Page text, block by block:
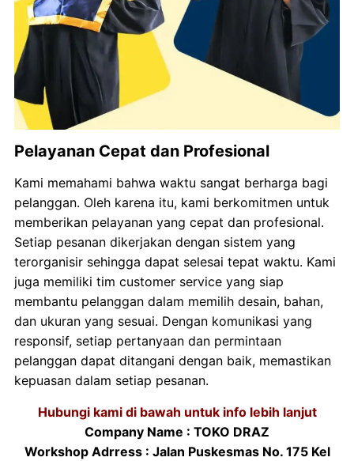
Pelayanan Cepat dan Profesional
Kami memahami bahwa waktu sangat berharga bagi
pelanggan. Oleh karena itu, kami berkomitmen untuk
memberikan pelayanan yang cepat dan profesional.
Setiap pesanan dikerjakan dengan sistem yang
terorganisir sehingga dapat selesai tepat waktu. Kami
juga memiliki tim customer service yang siap
membantu pelanggan dalam memilih desain, bahan,
dan ukuran yang sesuai. Dengan komunikasi yang
responsif, setiap pertanyaan dan permintaan
pelanggan dapat ditangani dengan baik, memastikan
kepuasan dalam setiap pesanan.
Hubungi kami di bawah untuk info lebih lanjut
Company Name : TOKO DRAZ
Workshop Adrress : Jalan Puskesmas No. 175 Kel